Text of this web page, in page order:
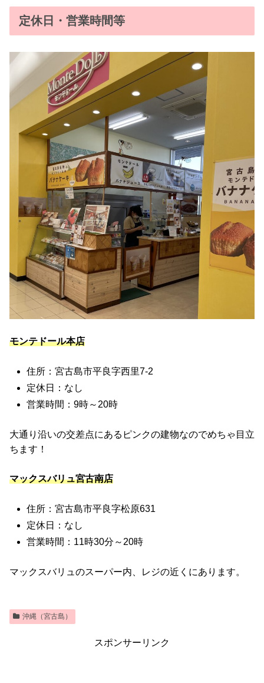
定休日・営業時間等
モンテドール本店
住所：宮古島市平良字西里7-2
定休日：なし
営業時間：9時～20時
大通り沿いの交差点にあるピンクの建物なのでめちゃ目立
ちます！
マックスバリュ宮古南店
住所：宮古島市平良字松原631
定休日：なし
営業時間：11時30分～20時
マックスバリュのスーパー内、レジの近くにあります。
沖縄（宮古島）
スポンサーリンク